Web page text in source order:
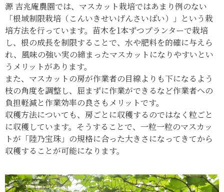
源 吉兆庵農園では、マスカット栽培ではあまり例のない
「根域制限栽培（こんいきせいげんさいばい）」という栽
培方法を行っています。苗木を1本ずつプランターで栽培
し、根の成長を制限することで、水や肥料を的確に与えら
れ、風味の強い実の締まったマスカットになりやすいとい
うメリットがあります。
また、マスカットの房が作業者の目線よりも下になるよう
枝の角度を調整し、屈まずに作業ができるなど作業者への
負担軽減と作業効率の良さもメリットです。
収穫方法についても、房ごとに収穫するのではなく粒ごと
に収穫しています。そうすることで、一粒一粒のマスカッ
トが「陸乃宝珠」の規格に合った大きさになってきてから
収穫することが可能になります。